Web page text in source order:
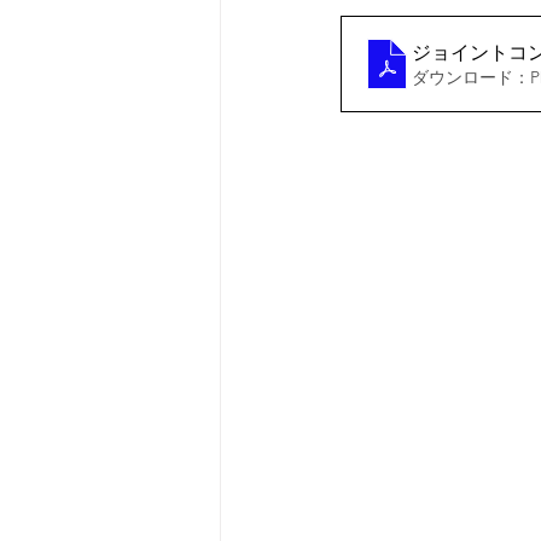
ジョイントコ
ダウンロード：